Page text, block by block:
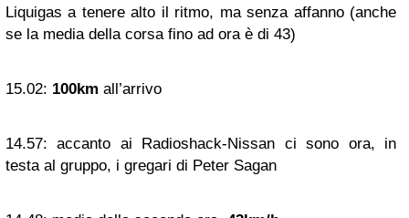
Liquigas a tenere alto il ritmo, ma senza affanno (anche
se la media della corsa fino ad ora è di 43)
15.02: 100km all’arrivo
14.57: accanto ai Radioshack-Nissan ci sono ora, in
testa al gruppo, i gregari di Peter Sagan